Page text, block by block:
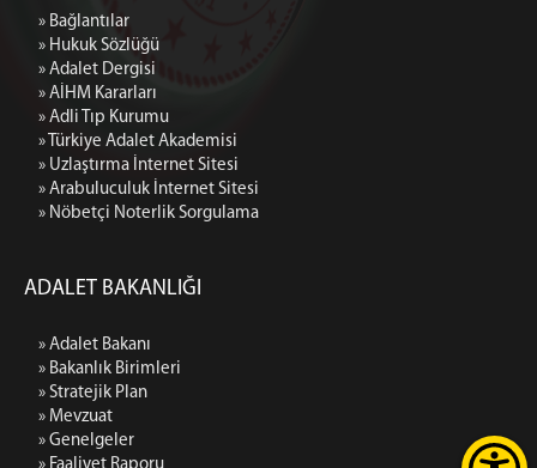
» Bağlantılar
» Hukuk Sözlüğü
» Adalet Dergisi
» AİHM Kararları
» Adli Tıp Kurumu
» Türkiye Adalet Akademisi
» Uzlaştırma İnternet Sitesi
» Arabuluculuk İnternet Sitesi
» Nöbetçi Noterlik Sorgulama
ADALET BAKANLIĞI
» Adalet Bakanı
» Bakanlık Birimleri
» Stratejik Plan
» Mevzuat
» Genelgeler